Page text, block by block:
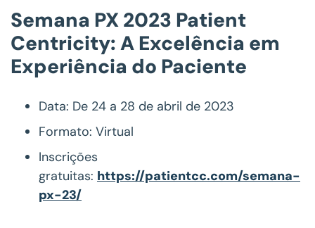
Semana PX 2023 Patient
Centricity: A Excelência em
Experiência do Paciente
Data: De 24 a 28 de abril de 2023
Formato: Virtual
Inscrições
gratuitas: https://patientcc.com/semana-
px-23/